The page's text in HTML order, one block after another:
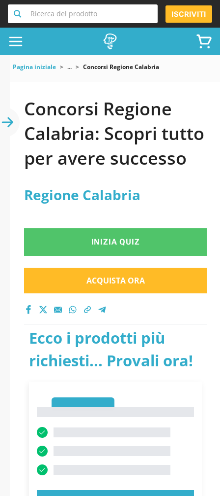
Ricerca del prodotto ISCRIVITI
Pagina iniziale ... Concorsi Regione Calabria
Concorsi Regione
Calabria: Scopri tutto
per avere successo
Regione Calabria
INIZIA QUIZ
ACQUISTA ORA
Ecco i prodotti più
richiesti... Provali ora!